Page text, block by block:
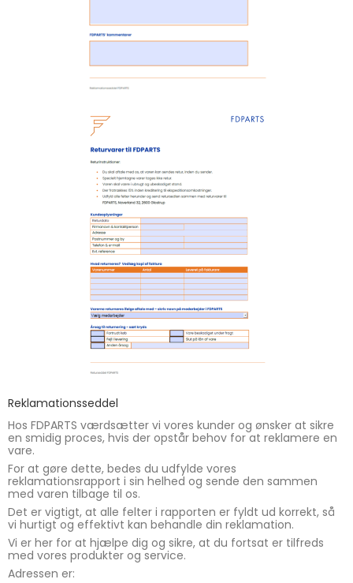
Reklamationsseddel
Hos FDPARTS værdsætter vi vores kunder og ønsker at sikre
en smidig proces, hvis der opstår behov for at reklamere en
vare.
For at gøre dette, bedes du udfylde vores
reklamationsrapport i sin helhed og sende den sammen
med varen tilbage til os.
Det er vigtigt, at alle felter i rapporten er fyldt ud korrekt, så
vi hurtigt og effektivt kan behandle din reklamation.
Vi er her for at hjælpe dig og sikre, at du fortsat er tilfreds
med vores produkter og service.
Adressen er: